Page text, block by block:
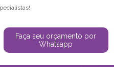
Faça seu orçamento por
Whatsapp